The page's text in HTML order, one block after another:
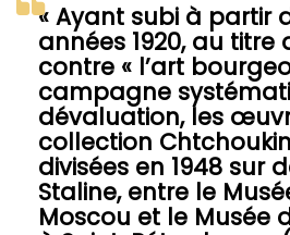
« Ayant subi à partir
années 1920, au
contre « l’art
campagne
dévaluation, les
collection
divisées en 1948 sur
Staline, entre le
Moscou et le Musée